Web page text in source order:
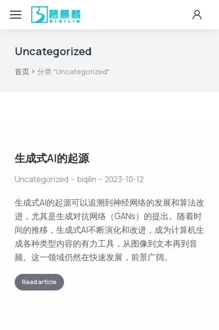
Uncategorized
您在这里：
首页 分类 "Uncategorized"
生成式AI的起源
Uncategorized biqilin 2023-10-12
生成式AI的起源可以追溯到神经网络的发展和算法改
进，尤其是生成对抗网络（GANs）的提出。随着时
间的推移，生成式AI不断演化和改进，成为计算机生
成各种类型内容的有力工具，从图像到文本再到音
频。这一领域仍然在快速发展，前景广阔。
Read article